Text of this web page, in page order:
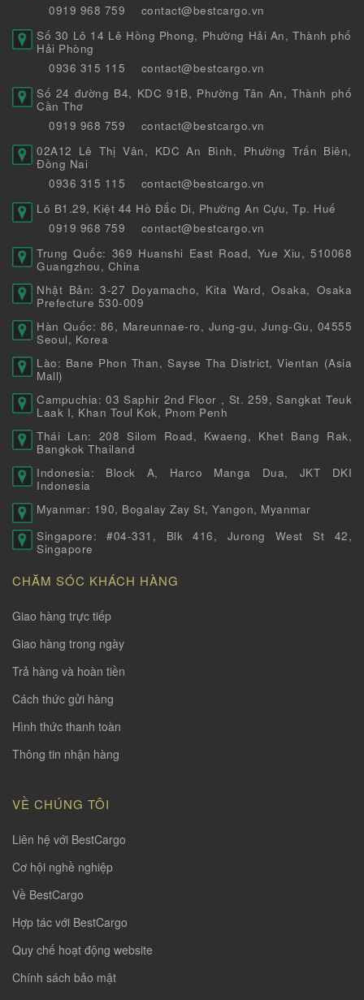
0919 968 759
contact@bestcargo.vn
Số 30 Lô 14 Lê Hồng Phong, Phường Hải An, Thành phố
Hải Phòng
0936 315 115
contact@bestcargo.vn
Số 24 đường B4, KDC 91B, Phường Tân An, Thành phố
Cần Thơ
0919 968 759
contact@bestcargo.vn
02A12 Lê Thị Vân, KDC An Bình, Phường Trấn Biên,
Đồng Nai
0936 315 115
contact@bestcargo.vn
Lô B1.29, Kiệt 44 Hồ Đắc Di, Phường An Cựu, Tp. Huế
0919 968 759
contact@bestcargo.vn
Trung Quốc: 369 Huanshi East Road, Yue Xiu, 510068
Guangzhou, China
Nhật Bản: 3-27 Doyamacho, Kita Ward, Osaka, Osaka
Prefecture 530-009
Hàn Quốc: 86, Mareunnae-ro, Jung-gu, Jung-Gu, 04555
Seoul, Korea
Lào: Bane Phon Than, Sayse Tha District, Vientan (Asia
Mall)
Campuchia: 03 Saphir 2nd Floor , St. 259, Sangkat Teuk
Laak I, Khan Toul Kok, Pnom Penh
Thái Lan: 208 Silom Road, Kwaeng, Khet Bang Rak,
Bangkok Thailand
Indonesia: Block A, Harco Manga Dua, JKT DKI
Indonesia
Myanmar: 190, Bogalay Zay St, Yangon, Myanmar
Singapore: #04-331, Blk 416, Jurong West St 42,
Singapore
CHĂM SÓC KHÁCH HÀNG
Giao hàng trực tiếp
Giao hàng trong ngày
Trả hàng và hoàn tiền
Cách thức gửi hàng
Hình thức thanh toàn
Thông tin nhận hàng
VỀ CHÚNG TÔI
Liên hệ với BestCargo
Cơ hội nghề nghiệp
Về BestCargo
Hợp tác với BestCargo
Quy chế hoạt động website
Chính sách bảo mật